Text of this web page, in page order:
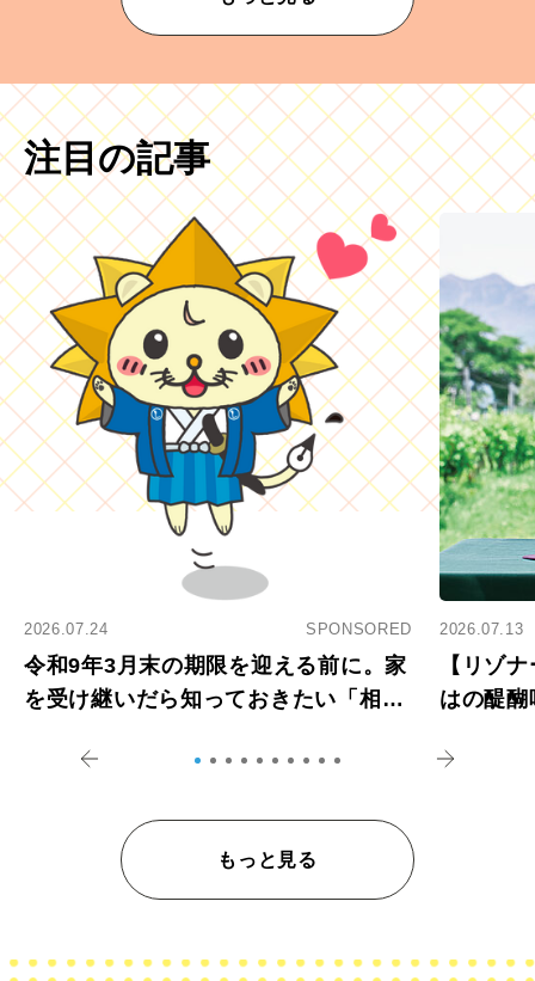
注目の記事
2026.07.24 SPONSORED
令和9年3月末の期限を迎える前に。家
を受け継いだら知っておきたい「相続
2026.07.13
【リゾ
はの醍
もっと見る